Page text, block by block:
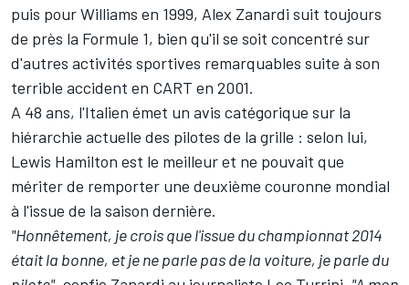
puis pour Williams en 1999, Alex Zanardi suit toujours
de près la Formule 1, bien qu'il se soit concentré sur
d'autres activités sportives remarquables suite à son
terrible accident en CART en 2001.
A 48 ans, l'Italien émet un avis catégorique sur la
hiérarchie actuelle des pilotes de la grille : selon lui,
Lewis Hamilton est le meilleur et ne pouvait que
mériter de remporter une deuxième couronne mondial
à l'issue de la saison dernière.
"Honnêtement, je crois que l'issue du championnat 2014
était la bonne, et je ne parle pas de la voiture, je parle du